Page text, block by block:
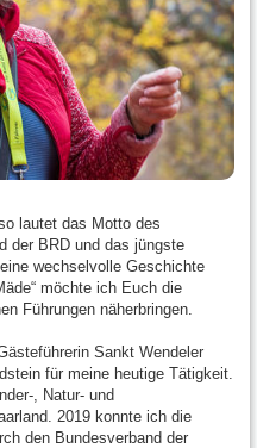
lautet das Motto des
der BRD und das jüngste
wechselvolle Geschichte
möchte ich Euch die
Führungen näherbringen.
Sankt Wendeler
für meine heutige Tätigkeit.
, Natur- und
2019 konnte ich die
den Bundesverband der